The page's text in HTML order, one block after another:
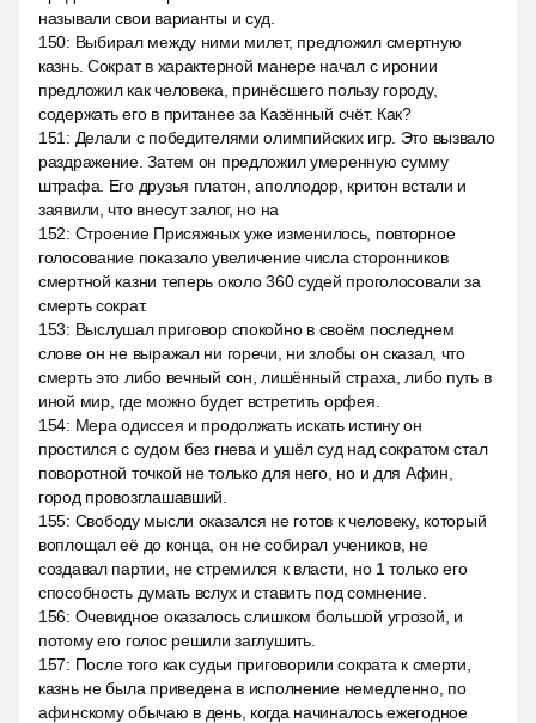
называли свои варианты и суд.
150: Выбирал между ними милет, предложил смертную
казнь. Сократ в характерной манере начал с иронии
предложил как человека, принёсшего пользу городу,
содержать его в пританее за Казённый счёт. Как?
151 : Делали с победителями олимпийских игр. Это вызвало
раздражение. Затем он предложил умеренную сумму
штрафа. Его друзья платон, аполлодор, критон встали и
заявили, что внесут залог, но на
152: Строение Присяжных уже изменилось, повторное
голосование показало увеличение числа сторонников
смертной казни теперь около 360 судей проголосовали за
смерть сократ.
153: Выслушал приговор спокойно в своём последнем
слове он не выражал ни горечи, ни злобы он сказал, что
смерть это либо вечный сон, лишённый страха, либо путь в
иной мир, где можно будет встретить орфея.
154: Мера одиссея и продолжать искать истину он
простился с судом без гнева и ушёл суд над сократом стал
поворотной точкой не только для него, но и для Афин,
город провозглашавший.
155: Свободу мысли оказался не готов к человеку, который
воплощал её до конца, он не собирал учеников, не
создавал партии, не стремился к власти, но 1 только его
способность думать вслух и ставить под сомнение.
156: Очевидное оказалось слишком большой угрозой, и
потому его голос решили заглушить.
157: После того как судьи приговорили сократа к смерти,
казнь не была приведена в исполнение немедленно, по
афинскому обычаю в день, когда начиналось ежегодное